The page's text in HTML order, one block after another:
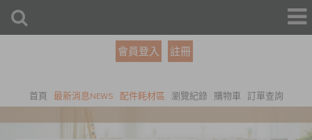
會員登入 註冊
首頁 最新消息NEWS 配件耗材區 瀏覽紀錄 購物車 訂單查詢